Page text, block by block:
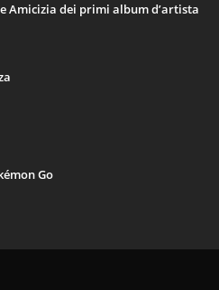
Amicizia dei primi album d’artista
Go